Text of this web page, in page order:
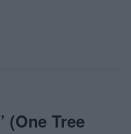
(One Tree